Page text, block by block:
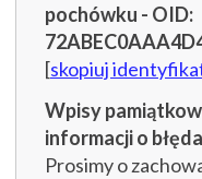
pochówku - OID:
[skopiuj
Wpisy
informacji o
Prosimy o